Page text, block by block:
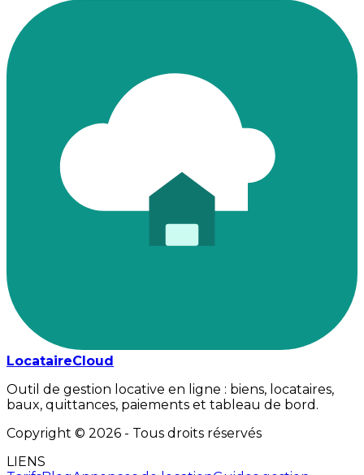
LocataireCloud
Outil de gestion locative en ligne : biens, locataires,
baux, quittances, paiements et tableau de bord.
Copyright © 2026 - Tous droits réservés
LIENS